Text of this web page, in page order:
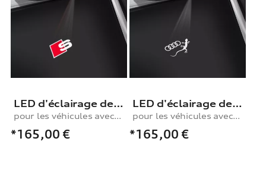
LED d'éclairage de seuil logo S sur les modèles avec éclairage de seuil à LED
pour les véhicules avec éclairage de seuil à LED
*165,00 €
LED d'éclairage de seuil anneaux Audi avec gecko sur les modèles avec éclairage de seuil à LED
pour les véhicules avec éclairage de seuil à LED
*165,00 €